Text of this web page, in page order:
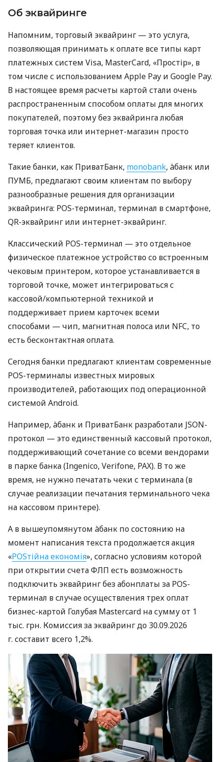
Об эквайринге
Напомним, торговый эквайринг — это услуга,
позволяющая принимать к оплате все типы карт
платежных систем Visa, MasterCard, «Простір», в
том числе с использованием Apple Pay и Google Pay.
В настоящее время расчеты картой стали очень
распространенным способом оплаты для многих
покупателей, поэтому без эквайринга любая
торговая точка или интернет-магазин просто
теряет клиентов.
Такие банки, как ПриватБанк, monobank, àбанк или
ПУМБ, предлагают своим клиентам по выбору
разнообразные решения для организации
эквайринга: POS-терминал, терминал в смартфоне,
QR-эквайринг или интернет-эквайринг.
Классический POS-терминал — это отдельное
физическое платежное устройство со встроенным
чековым принтером, которое устанавливается в
торговой точке, может интегрироваться с
кассовой/компьютерной техникой и
поддерживает прием карточек всеми
способами — чип, магнитная полоса или NFC, то
есть бесконтактная оплата.
Сегодня банки предлагают клиентам современные
POS-терминалы известных мировых
производителей, работающих под операционной
системой Android.
Например, àбанк и ПриватБанк разработали JSON-
протокол — это единственный кассовый протокол,
поддерживающий сочетание со всеми вендорами
в парке банка (Ingenico, Verifone, PAX). В то же
время, не нужно печатать чеки с терминала (в
случае реализации печатания терминального чека
на кассовом принтере).
А в вышеупомянутом àбанк по состоянию на
момент написания текста продолжается акция
«POSтійна економія», согласно условиям которой
при открытии счета ФЛП есть возможность
подключить эквайринг без абонплаты за POS-
терминал в случае осуществления трех оплат
бизнес-картой Голубая Mastercard на сумму от 1
тыс. грн. Комиссия за эквайринг до 30.09.2026
г. составит всего 1,2%.